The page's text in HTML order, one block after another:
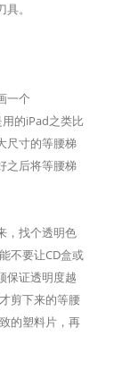
。
一个
的iPad之类比
尺寸的等腰梯
之后将等腰梯
找个透明色
不要让CD盒或
保证透明度越
剪下来的等腰
的塑料片，再